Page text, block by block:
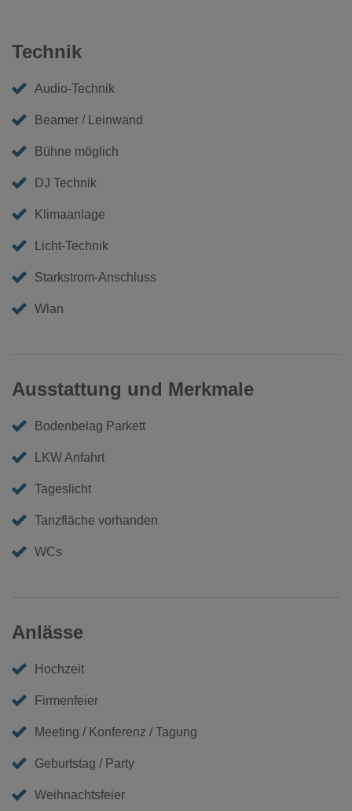
Technik
Audio-Technik
Beamer / Leinwand
Bühne möglich
DJ Technik
Klimaanlage
Licht-Technik
Starkstrom-Anschluss
Wlan
Ausstattung und Merkmale
Bodenbelag Parkett
LKW Anfahrt
Tageslicht
Tanzfläche vorhanden
WCs
Anlässe
Hochzeit
Firmenfeier
Meeting / Konferenz / Tagung
Geburtstag / Party
Weihnachtsfeier